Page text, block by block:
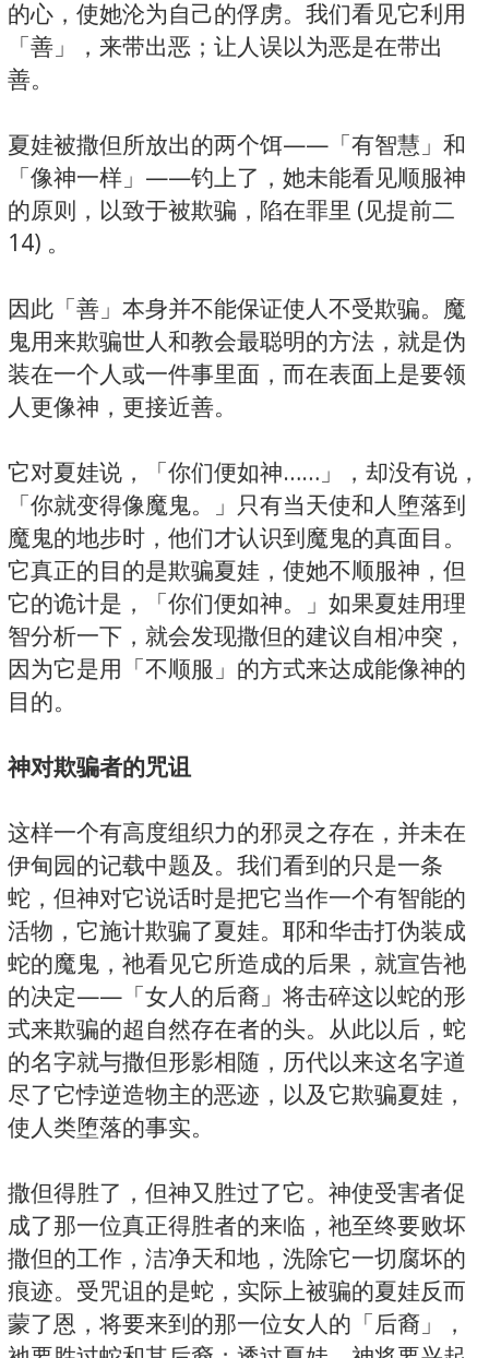
的心，使她沦为自己的俘虏。我们看见它利用
「善」，来带出恶；让人误以为恶是在带出
善。
夏娃被撒但所放出的两个饵——「有智慧」和
「像神一样」——钓上了，她未能看见顺服神
的原则，以致于被欺骗，陷在罪里 (见提前二
14) 。
因此「善」本身并不能保证使人不受欺骗。魔
鬼用来欺骗世人和教会最聪明的方法，就是伪
装在一个人或一件事里面，而在表面上是要领
人更像神，更接近善。
它对夏娃说，「你们便如神……」，却没有说，
「你就变得像魔鬼。」只有当天使和人堕落到
魔鬼的地步时，他们才认识到魔鬼的真面目。
它真正的目的是欺骗夏娃，使她不顺服神，但
它的诡计是，「你们便如神。」如果夏娃用理
智分析一下，就会发现撒但的建议自相冲突，
因为它是用「不顺服」的方式来达成能像神的
目的。
神对欺骗者的咒诅
这样一个有高度组织力的邪灵之存在，并未在
伊甸园的记载中题及。我们看到的只是一条
蛇，但神对它说话时是把它当作一个有智能的
活物，它施计欺骗了夏娃。耶和华击打伪装成
蛇的魔鬼，祂看见它所造成的后果，就宣告祂
的决定——「女人的后裔」将击碎这以蛇的形
式来欺骗的超自然存在者的头。从此以后，蛇
的名字就与撒但形影相随，历代以来这名字道
尽了它悖逆造物主的恶迹，以及它欺骗夏娃，
使人类堕落的事实。
撒但得胜了，但神又胜过了它。神使受害者促
成了那一位真正得胜者的来临，祂至终要败坏
撒但的工作，洁净天和地，洗除它一切腐坏的
痕迹。受咒诅的是蛇，实际上被骗的夏娃反而
蒙了恩，将要来到的那一位女人的「后裔」，